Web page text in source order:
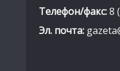
Телефон/факс:8
Эл. почта: